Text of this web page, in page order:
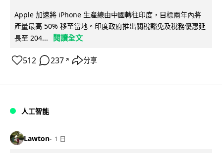
Apple 加速將 iPhone 生產線由中國轉往印度，目標兩年內將
產量最高 50% 移至當地。印度政府推出關稅豁免及稅務優惠延
長至 204...
閱讀全文
512 237 ↗ 分享
人工智能
Lawton 1 日